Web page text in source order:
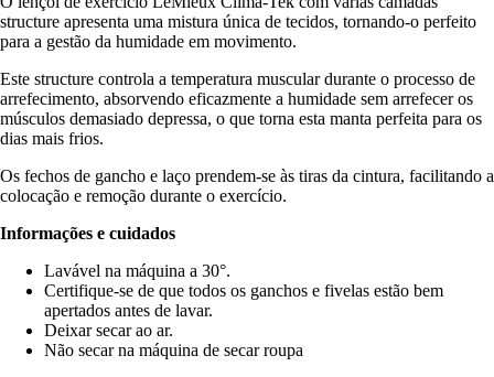
structure apresenta uma mistura única de tecidos, tornando-o perfeito
para a gestão da humidade em movimento.
Este structure controla a temperatura muscular durante o processo de
arrefecimento, absorvendo eficazmente a humidade sem arrefecer os
músculos demasiado depressa, o que torna esta manta perfeita para os
dias mais frios.
Os fechos de gancho e laço prendem-se às tiras da cintura, facilitando a
colocação e remoção durante o exercício.
Informações e cuidados
Lavável na máquina a 30°.
Certifique-se de que todos os ganchos e fivelas estão bem
apertados antes de lavar.
Deixar secar ao ar.
Não secar na máquina de secar roupa